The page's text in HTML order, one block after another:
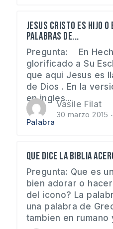
Jesus Cristo es hijo o
palabras de...
Pregunta: En
glorificado a Su
que aqui Jesus es
de Dios . En la
en ingles...
Vasile Filat
30 marzo 2015
Palabra
Que dice la Biblia
Pregunta: Que es
bien adorar o
del icono? La
una palabra de
tambien en rumano